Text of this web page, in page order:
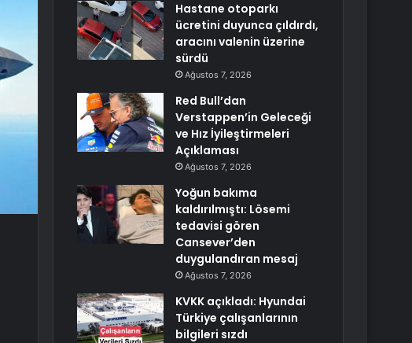
Hastane otoparkı
ücretini duyunca çıldırdı,
aracını valenin üzerine
sürdü
Ağustos 7, 2026
Red Bull’dan
Verstappen’in Geleceği
ve Hız İyileştirmeleri
Açıklaması
Ağustos 7, 2026
Yoğun bakıma
kaldırılmıştı: Lösemi
tedavisi gören
Cansever’den
duygulandıran mesaj
Ağustos 7, 2026
KVKK açıkladı: Hyundai
Türkiye çalışanlarının
bilgileri sızdı